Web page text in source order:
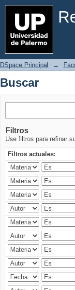
Buscar
DSpace Principal →
Buscar
Filtros
Use filtros para refinar
Filtros actuales: